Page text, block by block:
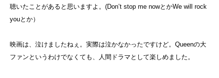
聴いたことがあると思いますよ。(Don’t stop me nowとかWe will rock
youとか）
映画は、泣けましたねぇ。実際は泣かなかったですけど。Queenの大
ファンというわけでなくても、人間ドラマとして楽しめました。